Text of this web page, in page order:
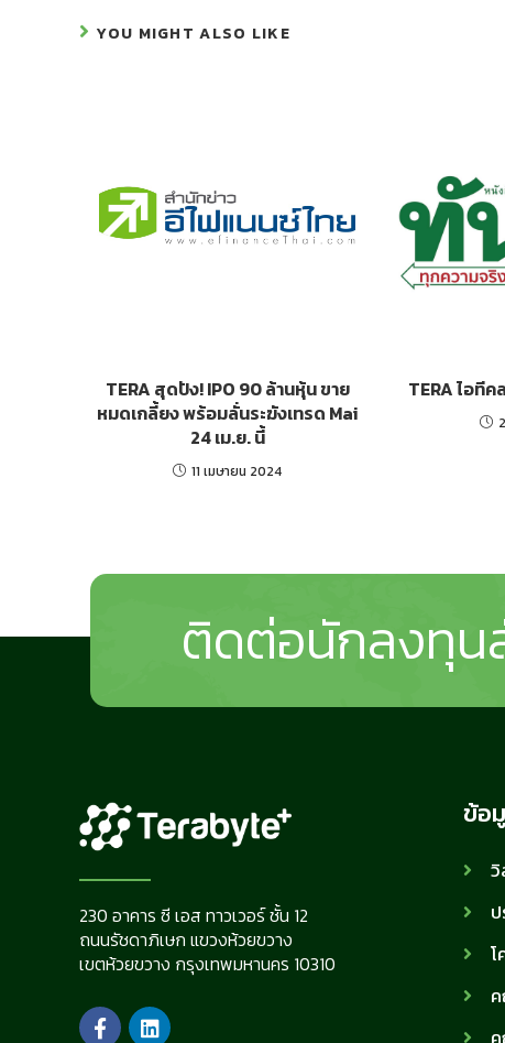
YOU MIGHT ALSO LIKE
TERA สุดปัง! IPO 90 ล้านหุ้น ขาย
หมดเกลี้ยง พร้อมลั่นระฆังเทรด Mai
24 เม.ย. นี้
11 เมษายน 2024
TERA ไอทีค
ติดต่อนักลงทุ
230 อาคาร ซี เอส ทาวเวอร์ ชั้น 12
ถนนรัชดาภิเษก แขวงห้วยขวาง
เขตห้วยขวาง กรุงเทพมหานคร 10310
ข้อ